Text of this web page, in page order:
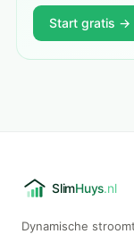
Start gratis →
Dynamische